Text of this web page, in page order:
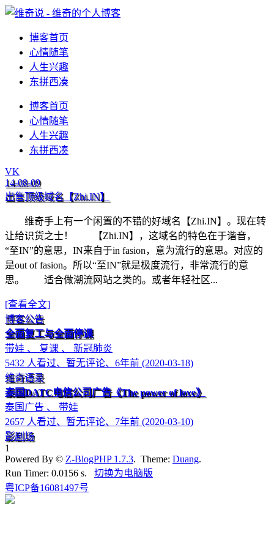
博客首页
心情随笔
人生兴趣
东拼西凑
博客首页
心情随笔
人生兴趣
东拼西凑
VK
14-08-09
出售顶级域名【Zhi.IN】
维奇手上有一个闲置的不错的好域名【Zhi.IN】。现在转
让给识货之士！ 【Zhi.IN】，这域名的特色在于谐音，
“至IN”的意思，IN来自于in fasion，意为流行的意思。对应的
是out of fasion。所以“至IN”就是极度流行，非常流行的意
思。 适合做潮流网站之类的。或者年轻社区...
[查看全文]
博客公告
全面复工与全面停课
带娃 、 复课 、 新冠肺炎
5432 人看过、暂无评论、6年前 (2020-03-18)
维奇语录
泰国DATC电信公司广告《The power of love》
泰国广告 、 带娃
2657 人看过、暂无评论、7年前 (2020-03-10)
影剧场
1
Powered By © Z-BlogPHP 1.7.3. Theme: Duang.
Run Timer: 0.0156 s. 切换为电脑版
粤ICP备16081497号